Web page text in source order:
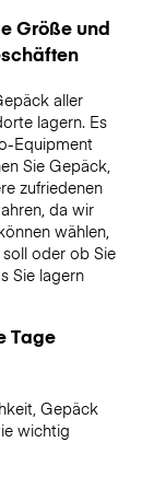
Größe und
aller
lagern. Es
Equipment
Sie Gepäck,
zufriedenen
da wir
wählen,
oder ob Sie
Sie lagern
Tage
Gepäck
wichtig